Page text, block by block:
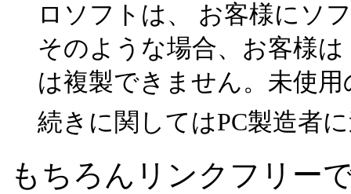
ロソフトは、 お客様にソ
そのような場合、お客様
は複製できません。未使
続きに関してはPC製造者
もちろんリンクフリー